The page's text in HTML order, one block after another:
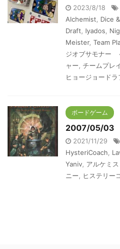
2023/8/18
Alchemist
Dice
Draft
Iyados
Meister, Team
ジオブサモナー
ャー チームプレ
ヒョージョードラ
ボードゲーム
2007/05/03
2021/11/29
HysteriCoach
Yaniv アルケミス
ニー
ヒステリー